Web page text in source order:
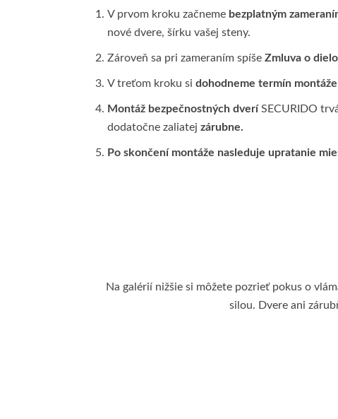
V prvom kroku začneme bezplatným
nové dvere, šírku vašej steny.
Zároveň sa pri zameraním spíše Zmluva o dielo
V treťom kroku si dohodneme termín montáže
Montáž bezpečnostných dveríSECURIDO
dodatočne zaliatej zárubne.
Po skončení montáže nasleduje upratanie
Na galérií nižšie si môžete pozrieť pokus o
silou. Dvere ani